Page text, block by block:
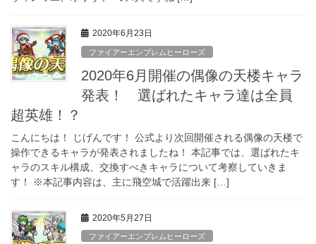
2020年6月23日
ファイアーエンブレムヒーローズ
2020年6月開催の偶像の天楼キャラ
発表！ 選ばれたキャラ達は全員
超英雄！？
こんにちは！ じげんです！ 公式より次回開催される偶像の天楼で
操作できるキャラが発表されましたね！ 本記事では、選ばれたキ
ャラのスキル構成、交換すべきキャラについて考察していきま
す！ ※本記事内容は、主に飛空城で活躍出来 […]
2020年5月27日
ファイアーエンブレムヒーローズ